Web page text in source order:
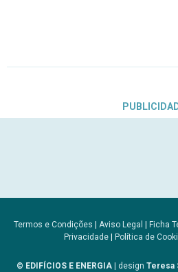
Termos e Condições | Aviso Legal | Ficha
Privacidade| Política de
© EDIFÍCIOS E ENERGIA | design Teresa